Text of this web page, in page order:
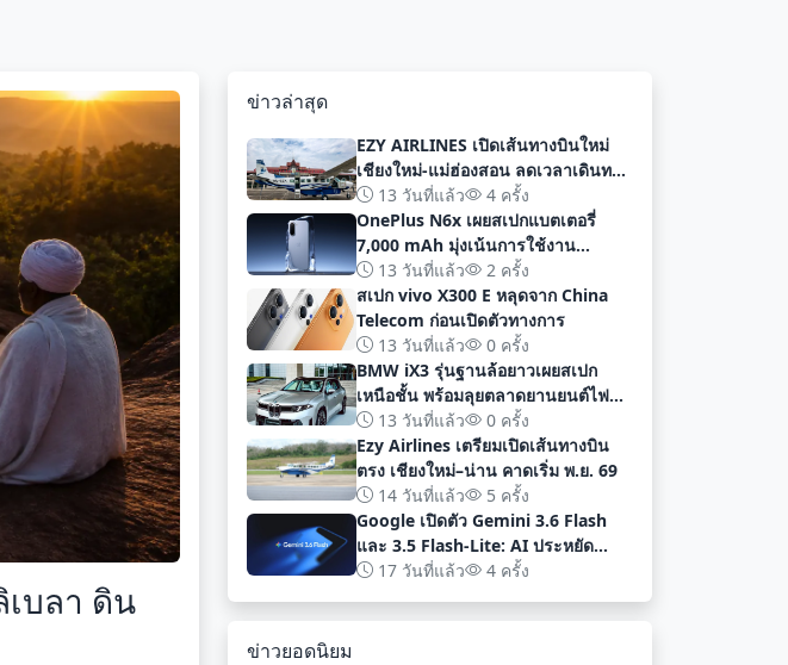
บลา ดิน
ข่าวล่าสุด
EZY AIRLINES เปิดเส้นทางบินใหม่
เชียงใหม่-แม่ฮ่องสอน ลดเวลาเดินทาง
เหลือเพียง 40 นาที
13 วันที่แล้ว
4 ครั้ง
OnePlus N6x เผยสเปกแบตเตอรี่
7,000 mAh มุ่งเน้นการใช้งาน
ยาวนานก่อนเปิดตัวอย่างเป็นทางการ
13 วันที่แล้ว
2 ครั้ง
สเปก vivo X300 E หลุดจาก China
Telecom ก่อนเปิดตัวทางการ
13 วันที่แล้ว
0 ครั้ง
BMW iX3 รุ่นฐานล้อยาวเผยสเปก
เหนือชั้น พร้อมลุยตลาดยานยนต์ไฟฟ้า
จีนด้วยระยะทาง 919 กม
13 วันที่แล้ว
0 ครั้ง
Ezy Airlines เตรียมเปิดเส้นทางบิน
ตรง เชียงใหม่–น่าน คาดเริ่ม พ.ย. 69
14 วันที่แล้ว
5 ครั้ง
Google เปิดตัว Gemini 3.6 Flash
และ 3.5 Flash-Lite: AI ประหยัด
ต้นทุน ประสิทธิภาพสูง สำหรับนัก
17 วันที่แล้ว 4 ครั้ง
ข่าวยอดนิยม